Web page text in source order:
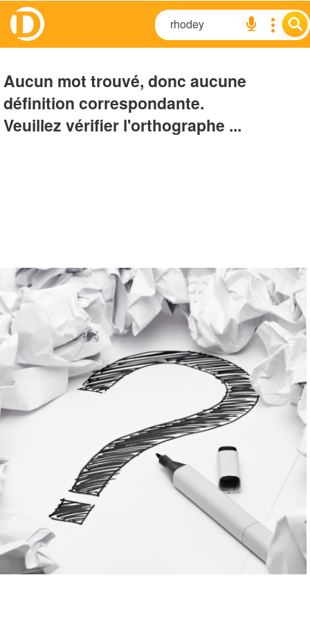
Aucun mot trouvé, donc aucune
définition correspondante.
Veuillez vérifier l'orthographe ...